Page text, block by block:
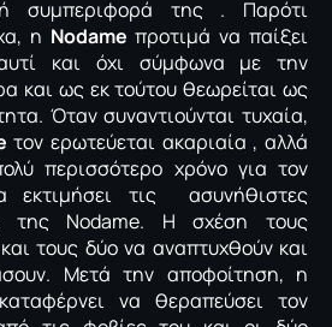
συμπεριφορά της . Παρότι
η Nodame προτιμά να παίξει
και όχι σύμφωνα με την
και ως εκ τούτου θεωρείται ως
Όταν συναντιούνται τυχαία,
τον ερωτεύεται ακαριαία , αλλά
περισσότερο χρόνο για τον
εκτιμήσει τις ασυνήθιστες
της Nodame. Η σχέση τους
τους δύο να αναπτυχθούν και
Μετά την αποφοίτηση, η
να θεραπεύσει τον